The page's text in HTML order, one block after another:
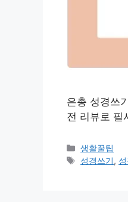
은총 성경쓰
전 리뷰로 필
카
테
생활꿀팁
태
성경쓰기,